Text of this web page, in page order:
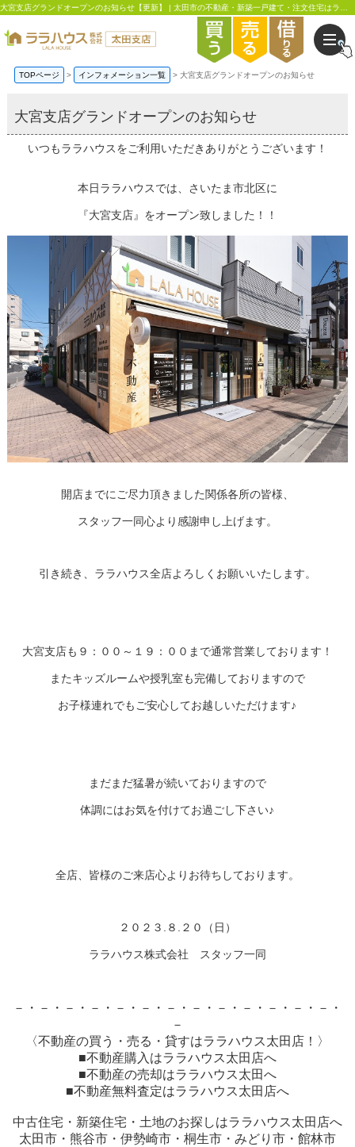
TOPページ インフォメーション一覧 大宮支店グランドオープンのお知らせ
大宮支店グランドオープンのお知らせ
いつもララハウスをご利用いただきありがとうございます！
本日ララハウスでは、さいたま市北区に
『大宮支店』をオープン致しました！！
開店までにご尽力頂きました関係各所の皆様、
スタッフ一同心より感謝申し上げます。
引き続き、ララハウス全店よろしくお願いいたします。
大宮支店も９：００～１９：００まで通常営業しております！
またキッズルームや授乳室も完備しておりますので
お子様連れでもご安心してお越しいただけます♪
まだまだ猛暑が続いておりますので
体調にはお気を付けてお過ごし下さい♪
全店、皆様のご来店心よりお待ちしております。
２０２３.８.２０（日）
ララハウス株式会社 スタッフ一同
－・－・－・－・－・－・－・－・－・－・－・－・－・
－
〈不動産の買う・売る・貸すはララハウス太田店！〉
■不動産購入はララハウス太田店へ
■不動産の売却はララハウス太田へ
■不動産無料査定はララハウス太田店へ
中古住宅・新築住宅・土地のお探しはララハウス太田店へ
太田市・熊谷市・伊勢崎市・桐生市・みどり市・館林市